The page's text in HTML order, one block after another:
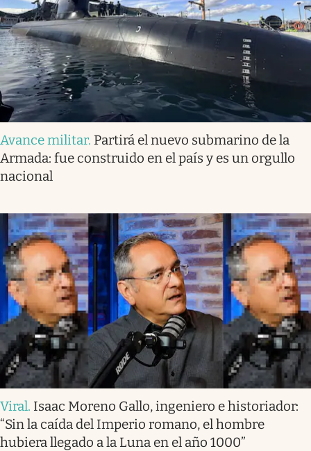
Avance militar. Partirá el nuevo submarino de la
Armada: fue construido en el país y es un orgullo
nacional
Viral. Isaac Moreno Gallo, ingeniero e historiador:
“Sin la caída del Imperio romano, el hombre
hubiera llegado a la Luna en el año 1000”